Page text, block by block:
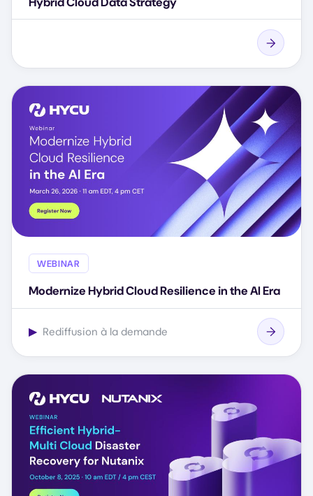
WEBINAR
Modernize Hybrid Cloud Resilience in the AI Era
▶ Rediffusion à la demande